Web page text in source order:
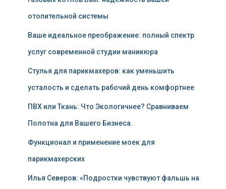
отопительной системы
Ваше идеальное преображение: полный спектр
услуг современной студии маникюра
Стулья для парикмахеров: как уменьшить
усталость и сделать рабочий день комфортнее
ПВХ или Ткань: Что Экологичнее? Сравниваем
Полотна для Вашего Бизнеса.
Функционал и применение моек для
парикмахерских
Илья Северов: «Подростки чувствуют фальшь на